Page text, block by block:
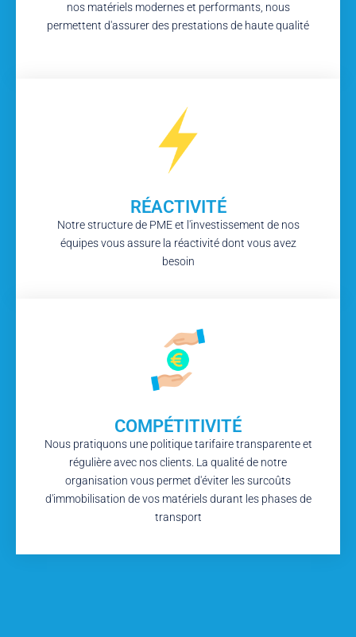
nos matériels modernes et performants, nous
permettent d'assurer des prestations de haute qualité
RÉACTIVITÉ
Notre structure de PME et l'investissement de nos
équipes vous assure la réactivité dont vous avez
besoin
COMPÉTITIVITÉ
Nous pratiquons une politique tarifaire transparente et
régulière avec nos clients. La qualité de notre
organisation vous permet d'éviter les surcoûts
d'immobilisation de vos matériels durant les phases de
transport